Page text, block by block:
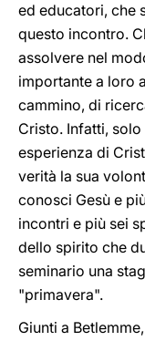
ed educatori, che
questo incontro.
assolvere nel
importante a loro
cammino, di
Cristo. Infatti,
esperienza di
verità la sua
conosci Gesù e
incontri e più sei
dello spirito che
seminario una
"primavera".
Giunti a